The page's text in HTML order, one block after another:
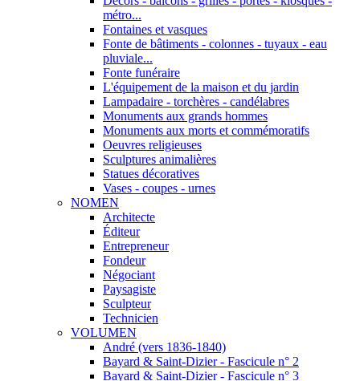
métro...
Fontaines et vasques
Fonte de bâtiments - colonnes - tuyaux - eau
pluviale...
Fonte funéraire
L'équipement de la maison et du jardin
Lampadaire - torchères - candélabres
Monuments aux grands hommes
Monuments aux morts et commémoratifs
Oeuvres religieuses
Sculptures animalières
Statues décoratives
Vases - coupes - urnes
NOMEN
Architecte
Éditeur
Entrepreneur
Fondeur
Négociant
Paysagiste
Sculpteur
Technicien
VOLUMEN
André (vers 1836-1840)
Bayard & Saint-Dizier - Fascicule n° 2
Bayard & Saint-Dizier - Fascicule n° 3